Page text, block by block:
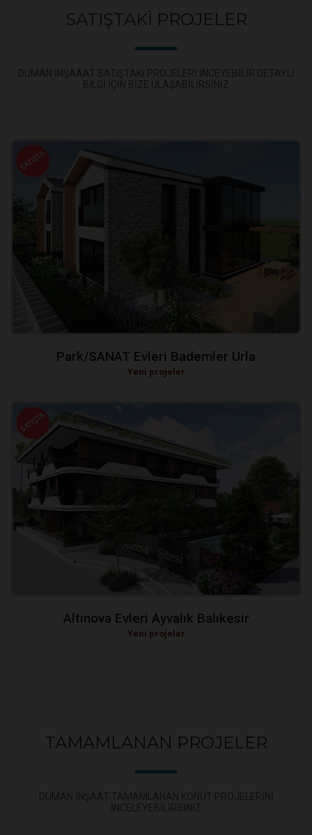
SATIŞTAKI PROJELER
DUMAN INŞAAAT SATIŞTAKI PROJELERI INCEYEBILIR DETAYLI
BILGI IÇIN BIZE ULAŞABILIRSINIZ
Park/SANAT Evleri Bademler Urla
Yeni projeler
Altınova Evleri Ayvalık Balıkesir
Yeni projeler
TAMAMLANAN PROJELER
DUMAN INŞAAT TAMAMLANAN KONUT PROJELERINI
INCELEYEBILIRSINIZ